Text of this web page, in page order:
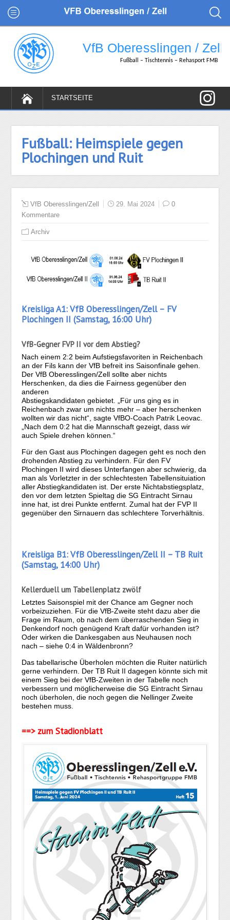
Fußball: Heimspiele gegen
Plochingen und Ruit
VfB Oberesslingen/Zell 29. Mai 2024
0
Kommentare
Archiv
Kreisliga A1: VfB Oberesslingen/Zell – FV
Plochingen II (Samstag, 16:00 Uhr)
VfB-Gegner FVP II vor dem Abstieg?
Nach einem 2:2 beim Aufstiegsfavoriten in Reichenbach
an der Fils kann der VfB befreit ins Saisonfinale gehen.
Der VfB Oberesslingen/Zell sollte aber nichts
Herschenken, da dies die Fairness gegenüber den
anderen
Abstiegskandidaten gebietet. „Für uns ging es in
Reichenbach zwar um nichts mehr – aber herschenken
wollten wir das nicht“, sagte VfBO-Coach Patrik Leovac.
„Nach dem 0:2 hat die Mannschaft gezeigt, dass wir
auch Spiele drehen können.“
Für den Gast aus Plochingen dagegen geht es noch den
drohenden Abstieg zu verhindern. Für den FV
Plochingen II wird dieses Unterfangen aber schwierig, da
man als Vorletzter in der schlechtesten Tabellensituiation
aller Abstiegkandidaten ist. Der erste Nichtabstiegsplatz,
den vor dem letzten Spieltag die SG Eintracht Sirnau
inne hat, ist drei Punkte entfernt. Zumal hat der FVP II
gegenüber den Sirnauern das schlechtere Torverhältnis.
Kreisliga B1: VfB Oberesslingen/Zell II – TB Ruit
(Samstag, 14:00 Uhr)
Kellerduell um Tabellenplatz zwölf
Letztes Saisonspiel mit der Chance am Gegner noch
vorbeizuziehen. Für die VfB-Zweite steht dazu aber die
Frage im Raum, ob nach dem überraschenden Sieg in
Denkendorf noch genügend Kraft dafür vorhanden ist?
Oder wirken die Dankesgaben aus Neuhausen noch
nach – siehe 0:4 in Wäldenbronn?
Das tabellarische Überholen möchten die Ruiter natürlich
gerne verhindern. Der TB Ruit II dagegen könnte sich mit
einem Sieg bei der VfB-Zweiten in der Tabelle noch
verbessern und möglicherweise die SG Eintracht Sirnau
noch überholen, die noch gegen die Nellinger Zweite
bestehen muss.
==> zum Stadionblatt